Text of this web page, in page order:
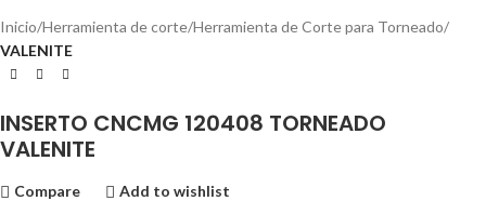
Inicio Herramienta de corte Herramienta de Corte para Torneado
VALENITE
INSERTO CNCMG 120408 TORNEADO
VALENITE
Compare Add to wishlist